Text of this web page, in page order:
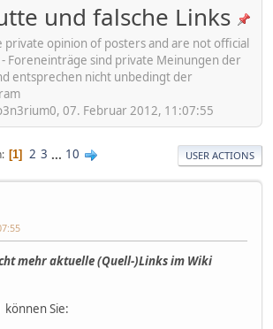
und falsche Links
private opinion of posters and are not official
Foreneinträge sind private Meinungen der
entsprechen nicht unbedingt der
07. Februar 2012, 11:07:55
1 2 3 ... 10 USER ACTIONS
mehr aktuelle (Quell-)Links im Wiki
Sie: